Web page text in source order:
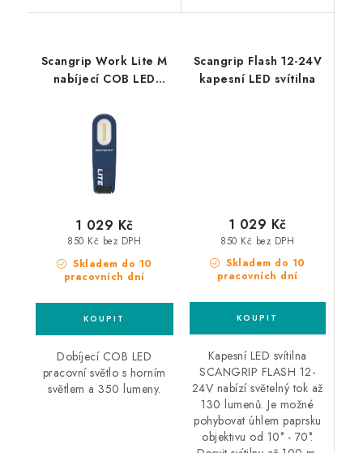
Scangrip Work Lite M
nabíjecí COB LED
Skladem do 10
pracovních dní
850 Kč bez DPH
1 029 Kč
Dobíjecí COB LED
pracovní světlo s horním
světlem a 350 lumeny.
Scangrip Flash 12-24V
kapesní LED svítilna
Skladem do 10
pracovních dní
850 Kč bez DPH
1 029 Kč
Kapesní LED svítilna
SCANGRIP FLASH 12-
24V nabízí světelný tok až
130 lumenů. Je možné
pohybovat úhlem paprsku
objektivu od 10° - 70°.